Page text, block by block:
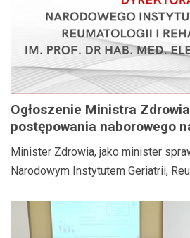
Ogłoszenie Ministra
postępowania naborowego
Dyrektora Narodowego
Reumatologii i Rehabilitacji
med. Eleonory Reicher
Minister Zdrowia, jako minister
Narodowym Instytutem Geriatrii,